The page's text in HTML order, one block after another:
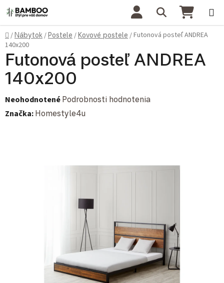
Prejsť na obsah Hľadať
Domov
/Nábytok /Postele /Kovové postele /Futonová posteľ ANDREA
140x200
Futonová posteľ ANDREA
140x200
Priemerné hodnotenie produktu je 0,0 z 5 hviezdičiek.
Neohodnotené Podrobnosti hodnotenia
Značka: Homestyle4u